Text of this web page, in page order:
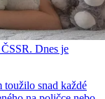
Dnes je
toužilo snad každé